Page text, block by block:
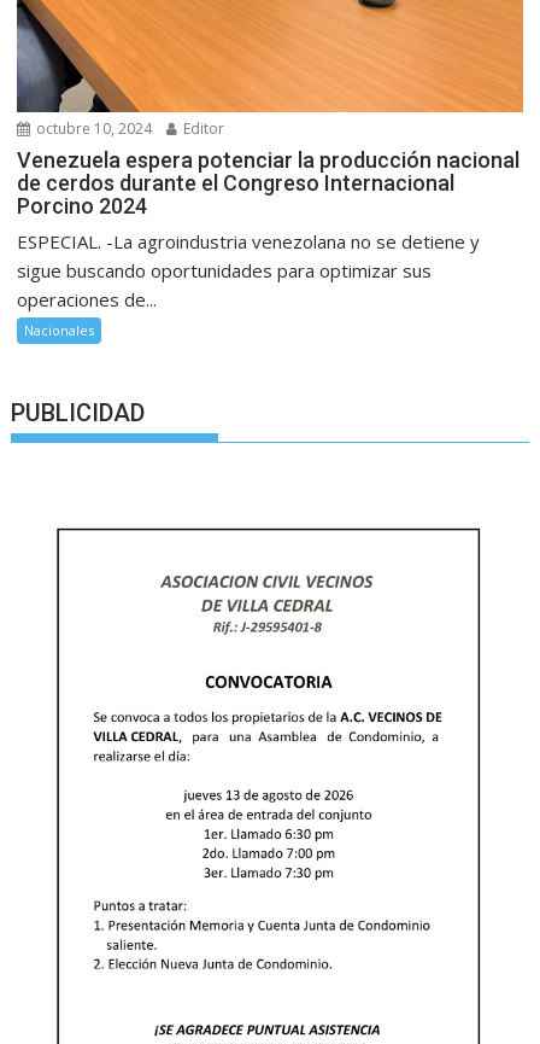
octubre 10, 2024 Editor
Venezuela espera potenciar la producción nacional
de cerdos durante el Congreso Internacional
Porcino 2024
ESPECIAL. -La agroindustria venezolana no se detiene y
sigue buscando oportunidades para optimizar sus
operaciones de...
Nacionales
PUBLICIDAD